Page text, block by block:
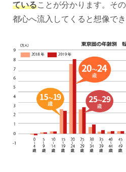
ていることが分かります。そ
都心へ流入してくると想像でき